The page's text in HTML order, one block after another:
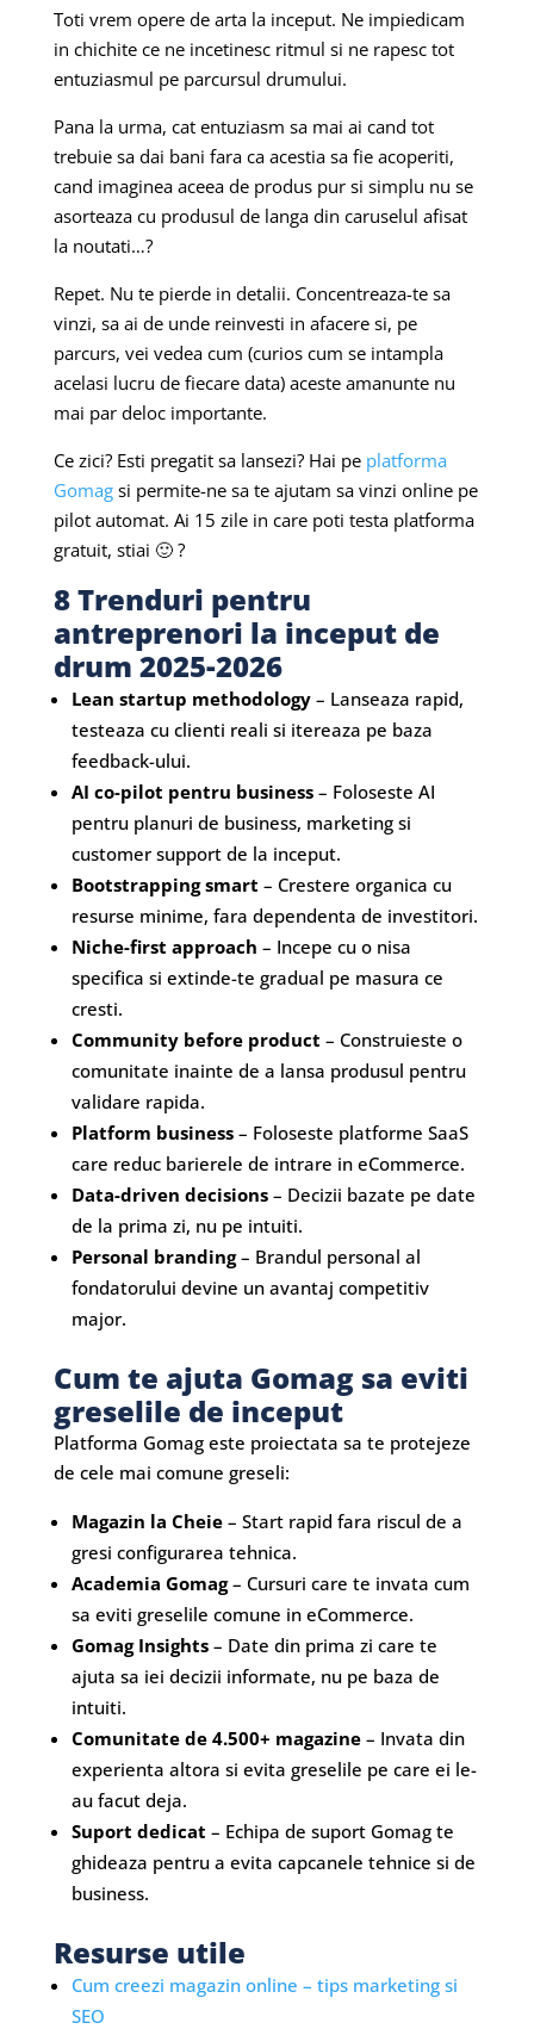
Toti vrem opere de arta la inceput. Ne impiedicam
in chichite ce ne incetinesc ritmul si ne rapesc tot
entuziasmul pe parcursul drumului.
Pana la urma, cat entuziasm sa mai ai cand tot
trebuie sa dai bani fara ca acestia sa fie acoperiti,
cand imaginea aceea de produs pur si simplu nu se
asorteaza cu produsul de langa din caruselul afisat
la noutati…?
Repet. Nu te pierde in detalii. Concentreaza-te sa
vinzi, sa ai de unde reinvesti in afacere si, pe
parcurs, vei vedea cum (curios cum se intampla
acelasi lucru de fiecare data) aceste amanunte nu
mai par deloc importante.
Ce zici? Esti pregatit sa lansezi? Hai pe platforma
Gomagsi permite-ne sa te ajutam sa vinzi online pe
pilot automat. Ai 15 zile in care poti testa platforma
gratuit, stiai 🙂 ?
8 Trenduri pentru
antreprenori la inceput de
drum 2025-2026
Lean startup methodology– Lanseaza rapid,
testeaza cu clienti reali si itereaza pe baza
feedback-ului.
AI co-pilot pentru business– Foloseste AI
pentru planuri de business, marketing si
customer support de la inceput.
Bootstrapping smart – Crestere organica cu
resurse minime, fara dependenta de investitori.
Niche-first approach – Incepe cu o nisa
specifica si extinde-te gradual pe masura ce
cresti.
Community before product – Construieste o
comunitate inainte de a lansa produsul pentru
validare rapida.
Platform business– Foloseste platforme SaaS
care reduc barierele de intrare in eCommerce.
Data-driven decisions– Decizii bazate pe date
de la prima zi, nu pe intuiti.
Personal branding– Brandul personal al
fondatorului devine un avantaj competitiv
major.
Cum te ajuta Gomag sa eviti
greselile de inceput
Platforma Gomag este proiectata sa te protejeze
de cele mai comune greseli:
Magazin la Cheie– Start rapid fara riscul de a
gresi configurarea tehnica.
Academia Gomag– Cursuri care te invata cum
sa eviti greselile comune in eCommerce.
Gomag Insights– Date din prima zi care te
ajuta sa iei decizii informate, nu pe baza de
intuiti.
Comunitate de 4.500+ magazine– Invata din
experienta altora si evita greselile pe care ei le-
au facut deja.
Suport dedicat – Echipa de suport Gomag te
ghideaza pentru a evita capcanele tehnice si de
business.
Resurse utile
Cum creezi magazin online – tips marketing si
SEO